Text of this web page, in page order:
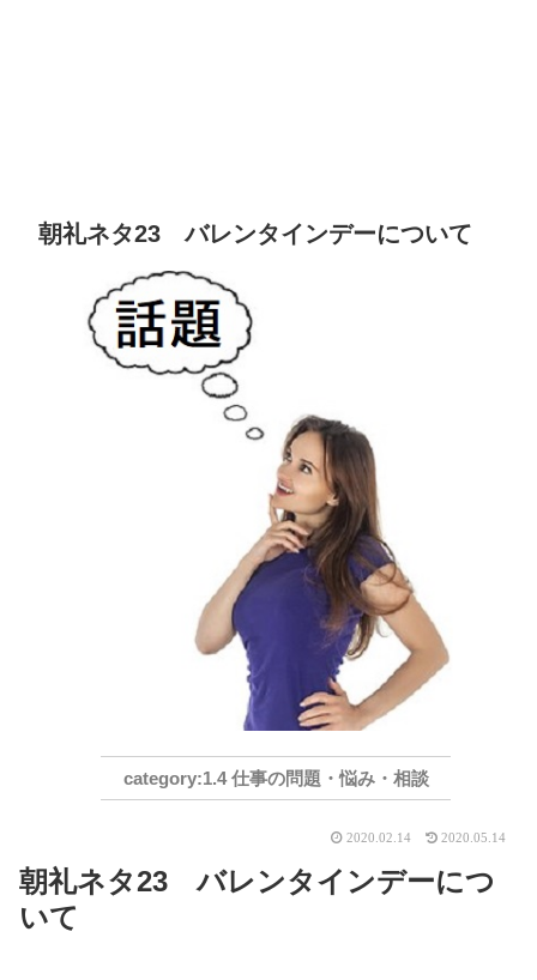
朝礼ネタ23 バレンタインデーについて
1.4 仕事の問題・悩み・相談
2020.02.14 2020.05.14
朝礼ネタ23 バレンタインデーにつ
いて